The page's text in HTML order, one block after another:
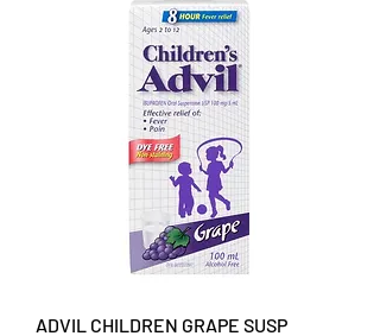
ADVIL CHILDREN GRAPE SUSP